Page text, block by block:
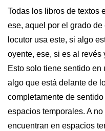
Todas los libros de textos
ese, aquel por el grado de
locutor usa este, si algo
oyente, ese, si es al
Esto solo tiene sentido en
algo que está delante de
completamente de
espacios temporales. A
encuentran en espacios